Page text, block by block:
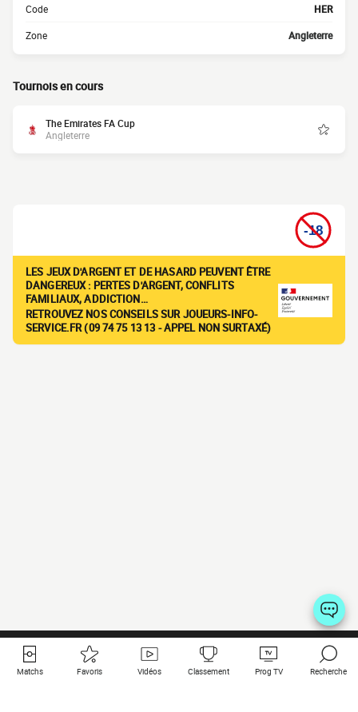
Code HER
Zone Angleterre
Tournois en cours
The Emirates FA Cup
Angleterre
LES JEUX D'ARGENT ET DE HASARD PEUVENT ÊTRE
DANGEREUX : PERTES D'ARGENT, CONFLITS
FAMILIAUX, ADDICTION…
RETROUVEZ NOS CONSEILS SUR JOUEURS-INFO-
SERVICE.FR (09 74 75 13 13 - APPEL NON SURTAXÉ)
Matchs Favoris Vidéos Classement Prog TV Recherche